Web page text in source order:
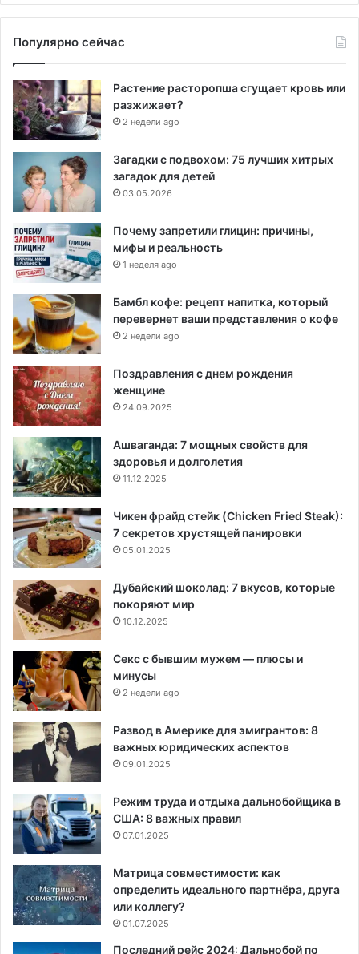
Популярно сейчас
Растение расторопша сгущает кровь или
разжижает?
2 недели ago
Загадки с подвохом: 75 лучших хитрых
загадок для детей
03.05.2026
Почему запретили глицин: причины,
мифы и реальность
1 неделя ago
Бамбл кофе: рецепт напитка, который
перевернет ваши представления о кофе
2 недели ago
Поздравления с днем рождения
женщине
24.09.2025
Ашваганда: 7 мощных свойств для
здоровья и долголетия
11.12.2025
Чикен фрайд стейк (Chicken Fried Steak):
7 секретов хрустящей панировки
05.01.2025
Дубайский шоколад: 7 вкусов, которые
покоряют мир
10.12.2025
Секс с бывшим мужем — плюсы и
минусы
2 недели ago
Развод в Америке для эмигрантов: 8
важных юридических аспектов
09.01.2025
Режим труда и отдыха дальнобойщика в
США: 8 важных правил
07.01.2025
Матрица совместимости: как
определить идеального партнёра, друга
или коллегу?
01.07.2025
Последний рейс 2024: Дальнобой по